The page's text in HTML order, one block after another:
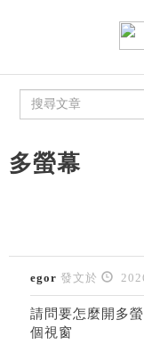
多螢幕
egor 發文於
請問要怎麼開多
個視窗